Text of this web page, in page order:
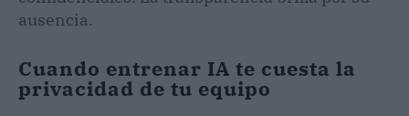
ausencia.
Cuando entrenar IA te cuesta la
privacidad de tu equipo